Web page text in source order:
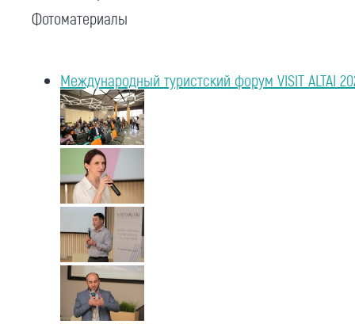
Фотоматериалы
Международный туристский форум VISIT ALTAI